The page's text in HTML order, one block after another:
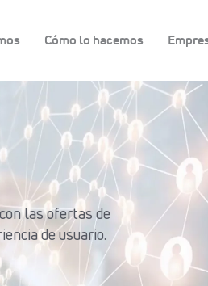
Cómo lo hacemos
las ofertas de
de usuario.